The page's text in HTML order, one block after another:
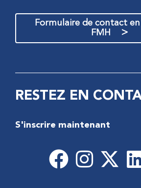
Formulaire de contact
FMH
>
RESTEZ EN
S'inscrire maintenant